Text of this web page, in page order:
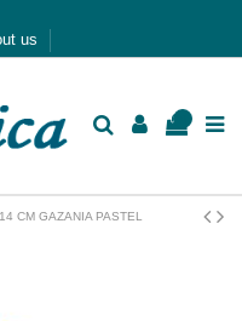
us
CM GAZANIA PASTEL